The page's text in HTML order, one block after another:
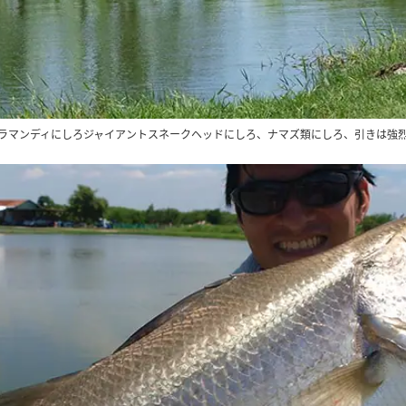
マンディにしろジャイアントスネークヘッドにしろ、ナマズ類にしろ、引きは強